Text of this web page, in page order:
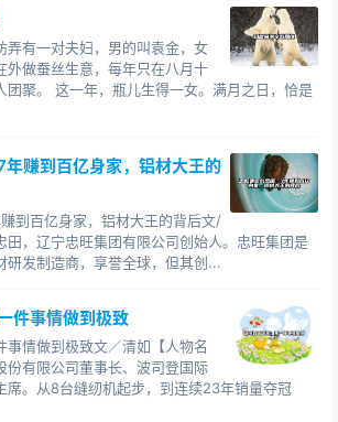
有他的优势，那就是他自己曾做过10年
家的心理把握得很准。要找就找最大的
的银行就是汇丰银行。有人说香港是由
指的就是政府、马会、汇丰银行和怡和
资产超过50亿美元，香港的钞票大部分
分贸易也是由它支持，它发挥的作用更
刚找到了汇丰银行的高级职员桑达
的英语，更凭着他对银行业务的熟悉，
的信任。桑达士了解了包玉刚的长租
况后，当即拍板同意向包玉刚提供数额
弄有一对夫妇，男的叫袁金，女
外做蚕丝生意，每年只在八月十
团聚。 这一年，瓶儿生得一女。满月之日，恰是
赚到百亿身家，铝材大王的
到百亿身家，铝材大王的背后文/
田，辽宁忠旺集团有限公司创始人。忠旺集团是
研发制造商，享誉全球，但其创...
件事情做到极致
事情做到极致文／清如【人物名
份有限公司董事长、波司登国际
席。从8台缝纫机起步，到连续23年销量夺冠